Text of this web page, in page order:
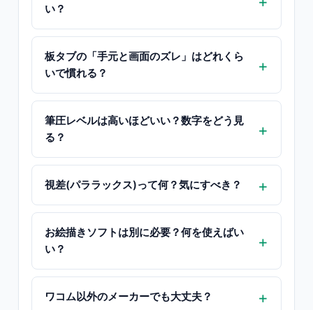
い？
板タブの「手元と画面のズレ」はどれくら
いで慣れる？
筆圧レベルは高いほどいい？数字をどう見
る？
視差(パララックス)って何？気にすべき？
お絵描きソフトは別に必要？何を使えばい
い？
ワコム以外のメーカーでも大丈夫？